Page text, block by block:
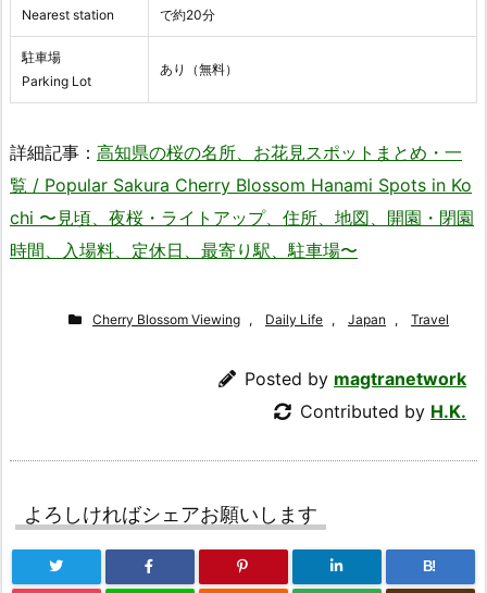
Nearest station
で約20分
駐車場
Parking Lot
あり（無料）
詳細記事： 高知県の桜の名所、お花見スポットまとめ・一
覧 / Popular Sakura Cherry Blossom Hanami Spots in Ko
chi 〜見頃、夜桜・ライトアップ、住所、地図、開園・閉園
時間、入場料、定休日、最寄り駅、駐車場〜
Cherry Blossom Viewing , Daily Life , Japan , Travel
Posted by magtranetwork
Contributed by H.K.
よろしければシェアお願いします
B!